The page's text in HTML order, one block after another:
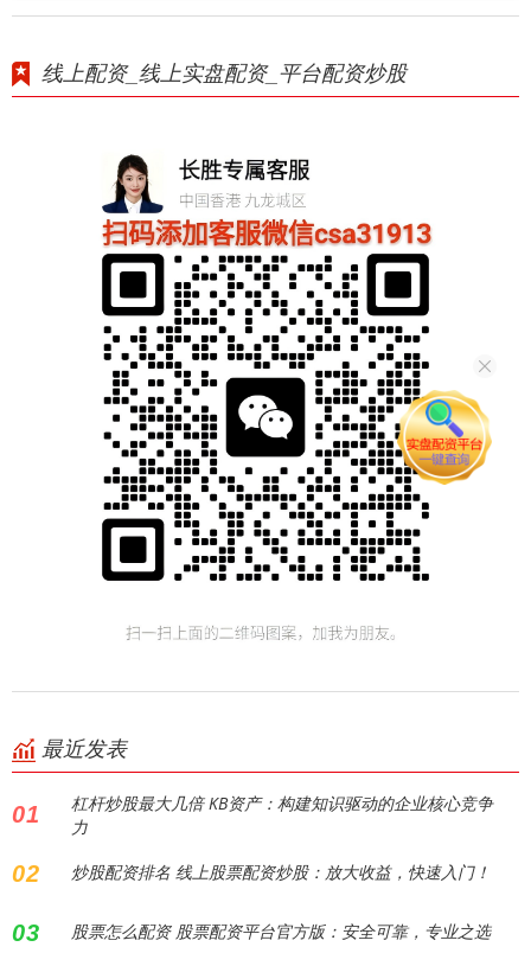
线上配资_线上实盘配资_平台配资炒股
最近发表
01
杠杆炒股最大几倍 KB资产：构建知识驱动的企业核心竞争
力
02 炒股配资排名 线上股票配资炒股：放大收益，快速入门！
03 股票怎么配资 股票配资平台官方版：安全可靠，专业之选